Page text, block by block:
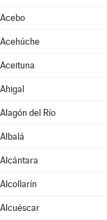
Acebo
Acehúche
Aceituna
Ahigal
Alagón del Río
Albalá
Alcántara
Alcollarín
Alcuéscar